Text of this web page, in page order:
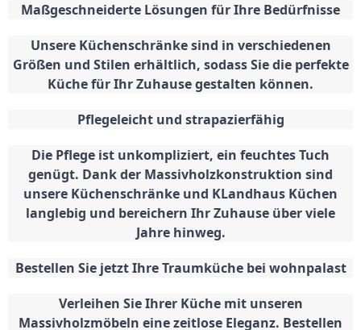
Maßgeschneiderte Lösungen für Ihre Bedürfnisse
Unsere Küchenschränke sind in verschiedenen
Größen und Stilen erhältlich, sodass Sie die perfekte
Küche für Ihr Zuhause gestalten können.
Pflegeleicht und strapazierfähig
Die Pflege ist unkompliziert, ein feuchtes Tuch
genügt. Dank der Massivholzkonstruktion sind
unsere Küchenschränke und KLandhaus Küchen
langlebig und bereichern Ihr Zuhause über viele
Jahre hinweg.
Bestellen Sie jetzt Ihre Traumküche bei wohnpalast
Verleihen Sie Ihrer Küche mit unseren
Massivholzmöbeln eine zeitlose Eleganz. Bestellen